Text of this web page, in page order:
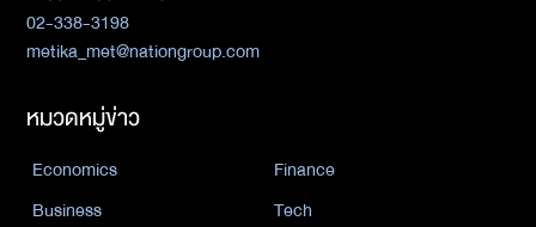
02-338-3198
metika_met@nationgroup.com
หมวดหมู่ข่าว
Economics
Finance
Business
Tech